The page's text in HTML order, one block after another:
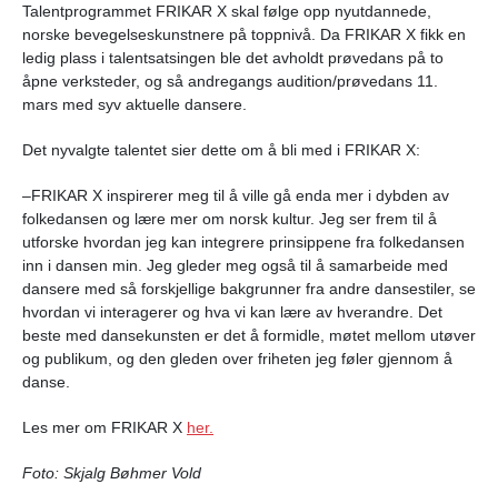
Talentprogrammet FRIKAR X skal følge opp nyutdannede,
norske bevegelseskunstnere på toppnivå. Da FRIKAR X fikk en
ledig plass i talentsatsingen ble det avholdt prøvedans på to
åpne verksteder, og så andregangs audition/prøvedans 11.
mars med syv aktuelle dansere.
Det nyvalgte talentet sier dette om å bli med i FRIKAR X:
–FRIKAR X inspirerer meg til å ville gå enda mer i dybden av
folkedansen og lære mer om norsk kultur. Jeg ser frem til å
utforske hvordan jeg kan integrere prinsippene fra folkedansen
inn i dansen min. Jeg gleder meg også til å samarbeide med
dansere med så forskjellige bakgrunner fra andre dansestiler, se
hvordan vi interagerer og hva vi kan lære av hverandre. Det
beste med dansekunsten er det å formidle, møtet mellom utøver
og publikum, og den gleden over friheten jeg føler gjennom å
danse.
Les mer om FRIKAR X her.
Foto: Skjalg Bøhmer Vold